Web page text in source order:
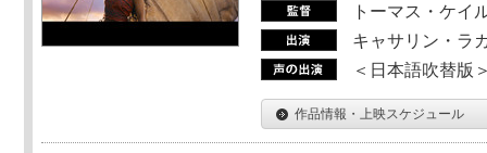
トーマス・ケイ
キャサリン・ラ
＜日本語吹替版
作品情報・上映スケジュール